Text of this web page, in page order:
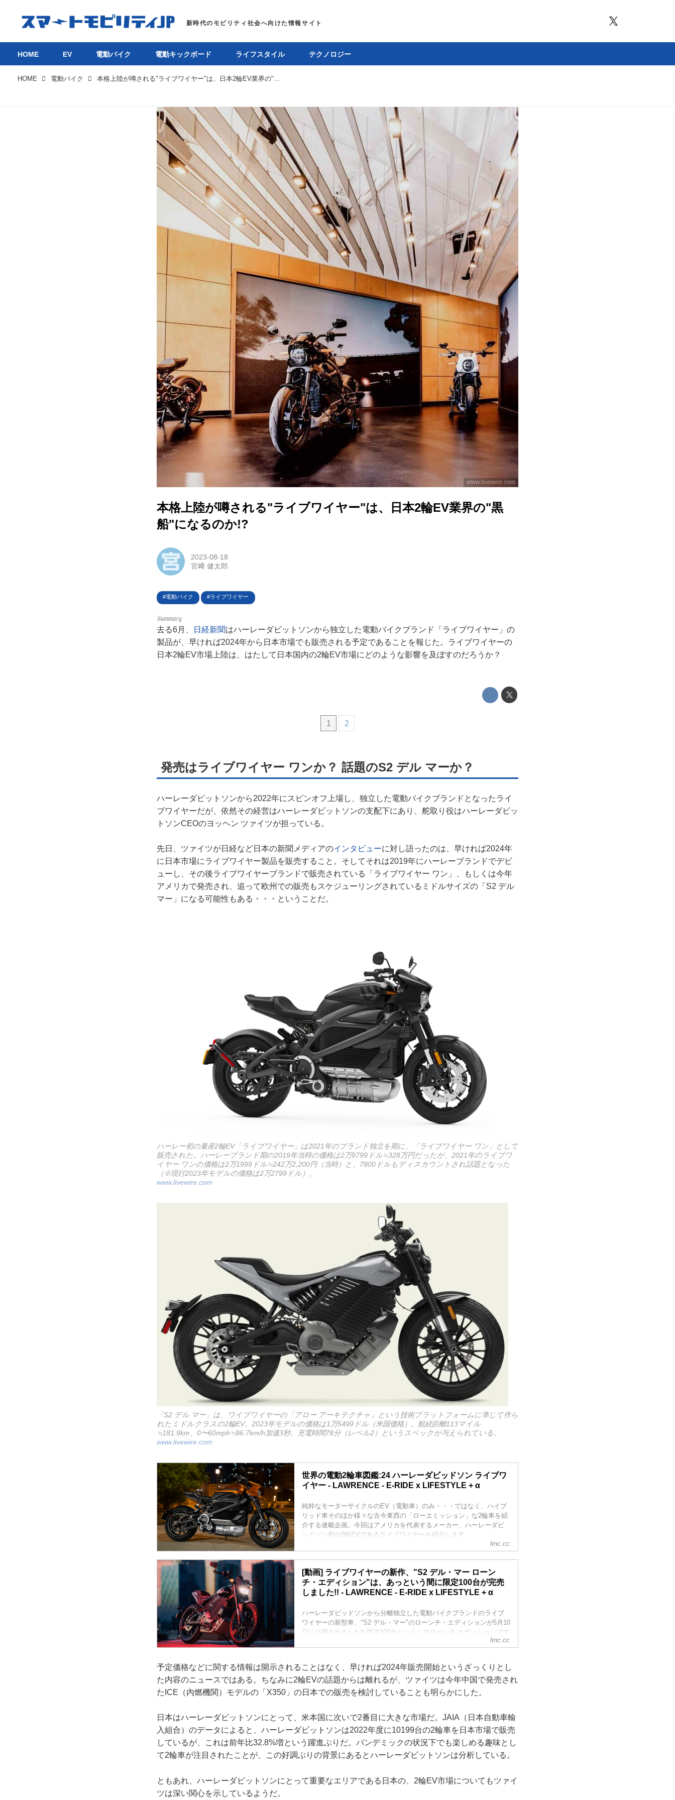
電動バイク
電動キックボード
ライフスタイル
テクノロジー
このメディアについて
運営会社
利用規約
プライバシーポリシー
ライター名簿
お問い合せ
広告掲載について
HOME EV 電動バイク 電動キックボード ライフスタイル テクノロジー
HOME 電動バイク 本格上陸が噂される"ライブワイヤー"は、日本2輪EV業界の"黒船"になるのか!?
www.livewire.com
本格上陸が噂される"ライブワイヤー"は、日本2輪EV業界の"黒
船"になるのか!?
2023-08-18
宮﨑 健太郎
電動バイク ライブワイヤー
去る6月、 日経新聞はハーレーダビットソンから独立した電動バイクブランド「ライブワイヤー」の
製品が、早ければ2024年から日本市場でも販売される予定であることを報じた。ライブワイヤーの
日本2輪EV市場上陸は、はたして日本国内の2輪EV市場にどのような影響を及ぼすのだろうか？
1 2
発売はライブワイヤー ワンか？ 話題のS2 デル マーか？
ハーレーダビットソンから2022年にスピンオフ上場し、独立した電動バイクブランドとなったライ
ブワイヤーだが、依然その経営はハーレーダビットソンの支配下にあり、舵取り役はハーレーダビッ
トソンCEOのヨッヘン ツァイツが担っている。
先日、ツァイツが日経など日本の新聞メディアのインタビューに対し語ったのは、早ければ2024年
に日本市場にライブワイヤー製品を販売すること。そしてそれは2019年にハーレーブランドでデビ
ューし、その後ライブワイヤーブランドで販売されている「ライブワイヤー ワン」、もしくは今年
アメリカで発売され、追って欧州での販売もスケジューリングされているミドルサイズの「S2 デル
マー」になる可能性もある・・・ということだ。
ハーレー初の量産2輪EV「ライブワイヤー」は2021年のブランド独立を期に、「ライブワイヤー ワン」として
販売された。ハーレーブランド期の2019年当時の価格は2万9799ドル≒328万円だったが、2021年のライブワ
イヤー ワンの価格は2万1999ドル≒242万2,200円（当時）と、7800ドルもディスカウントされ話題となった
（※現行2023年モデルの価格は2万2799ドル）。
www.livewire.com
「S2 デル マー」は、ワイブワイヤーの「アロー アーキテクチャ」という技術プラットフォームに準じて作ら
れたミドルクラスの2輪EV。2023年モデルの価格は1万5499ドル（米国価格）。航続距離113マイル
≒181.9km、0〜60mph≒96.7km/h加速3秒、充電時間78分（レベル2）というスペックが与えられている。
www.livewire.com
世界の電動2輪車図鑑:24 ハーレーダビッドソン ライブワ
イヤー - LAWRENCE - E-RIDE x LIFESTYLE + α
純粋なモーターサイクルのEV（電動車）のみ・・・ではなく、ハイブ
リッド車そのほか様々な古今東西の「ローエミッション」な2輪車を紹
介する連載企画。今回はアメリカを代表するメーカー、ハーレーダビ
ッドソン初の2輪EVであるライブワイヤーを紹介します。
lrnc.cc
[動画] ライブワイヤーの新作、"S2 デル・マー ローン
チ・エディション"は、あっという間に限定100台が完売
しました!! - LAWRENCE - E-RIDE x LIFESTYLE + α
ハーレーダビッドソンから分離独立した電動バイクブランドのライブ
ワイヤーの新型車、"S2 デル・マー"のローンチ・エディションが5月10
日に公開されました!! 限定100台というこのローンチ エディションです
が、公開してすぐにソールドアウト!! 日本時間5月11日午前9:00現在の
lrnc.cc
予定価格などに関する情報は開示されることはなく、早ければ2024年販売開始というざっくりとし
た内容のニュースではある。ちなみに2輪EVの話題からは離れるが、ツァイツは今年中国で発売され
たICE（内燃機関）モデルの「X350」の日本での販売を検討していることも明らかにした。
日本はハーレーダビットソンにとって、米本国に次いで2番目に大きな市場だ。JAIA（日本自動車輸
入組合）のデータによると、ハーレーダビットソンは2022年度に10199台の2輪車を日本市場で販売
しているが、これは前年比32.8%増という躍進ぶりだ。パンデミックの状況下でも楽しめる趣味とし
て2輪車が注目されたことが、この好調ぶりの背景にあるとハーレーダビットソンは分析している。
ともあれ、ハーレーダビットソンにとって重要なエリアである日本の、2輪EV市場についてもツァイ
ツは深い関心を示しているようだ。